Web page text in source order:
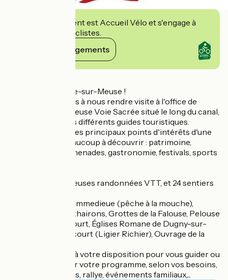
Cet établissement est Accueil Vélo et s'engage à
accueillir des cyclistes.
Voir ses engagements
Bienvenue à Dieue-sur-Meuse !
Nous vous invitons à nous rendre visite à l'office de
tourisme Val de Meuse Voie Sacrée situé le long du canal,
pour découvrir les différents guides touristiques.
Vous y trouverez les principaux points d'intérêts d'une
région où il y a beaucoup à découvrir : patrimoine,
monuments, promenades, gastronomie, festivals, sports
Départ de nombreuses randonnées VTT, et 24 sentiers
Le Domaine de Sommedieue (pêche à la mouche),
Château des Monthairons, Grottes de la Falouse, Pelouse
calcaire de Génicourt, Églises Romane de Dugny-sur-
Meuse et de Génicourt (Ligier Richier), Ouvrage de la
Nous demeurons à votre disposition pour vous guider ou
vous aidez à établir votre programme, selon vos besoins,
touristes, scolaires, rallye, événements familiaux,...